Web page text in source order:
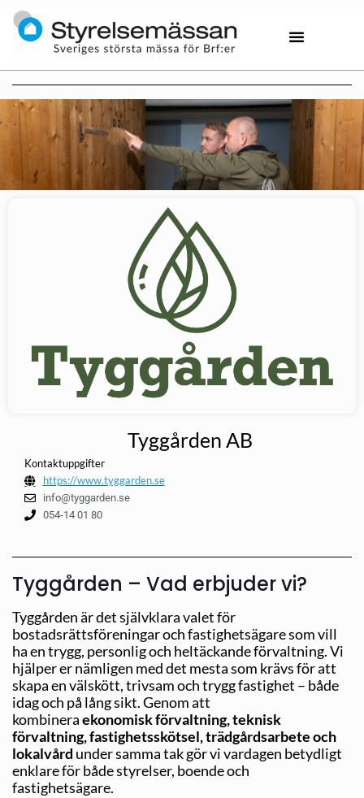
Tyggården AB
Kontaktuppgifter
https://www.tyggarden.se
info@tyggarden.se
054-14 01 80
Tyggården – Vad erbjuder vi?
Tyggården är det självklara valet för
bostadsrättsföreningar och fastighetsägare som vill
ha en trygg, personlig och heltäckande förvaltning. Vi
hjälper er nämligen med det mesta som krävs för att
skapa en välskött, trivsam och trygg fastighet – både
idag och på lång sikt. Genom att
kombineraekonomisk förvaltning, teknisk
förvaltning, fastighetsskötsel, trädgårdsarbete och
lokalvård under samma tak gör vi vardagen betydligt
enklare för både styrelser, boende och
fastighetsägare.